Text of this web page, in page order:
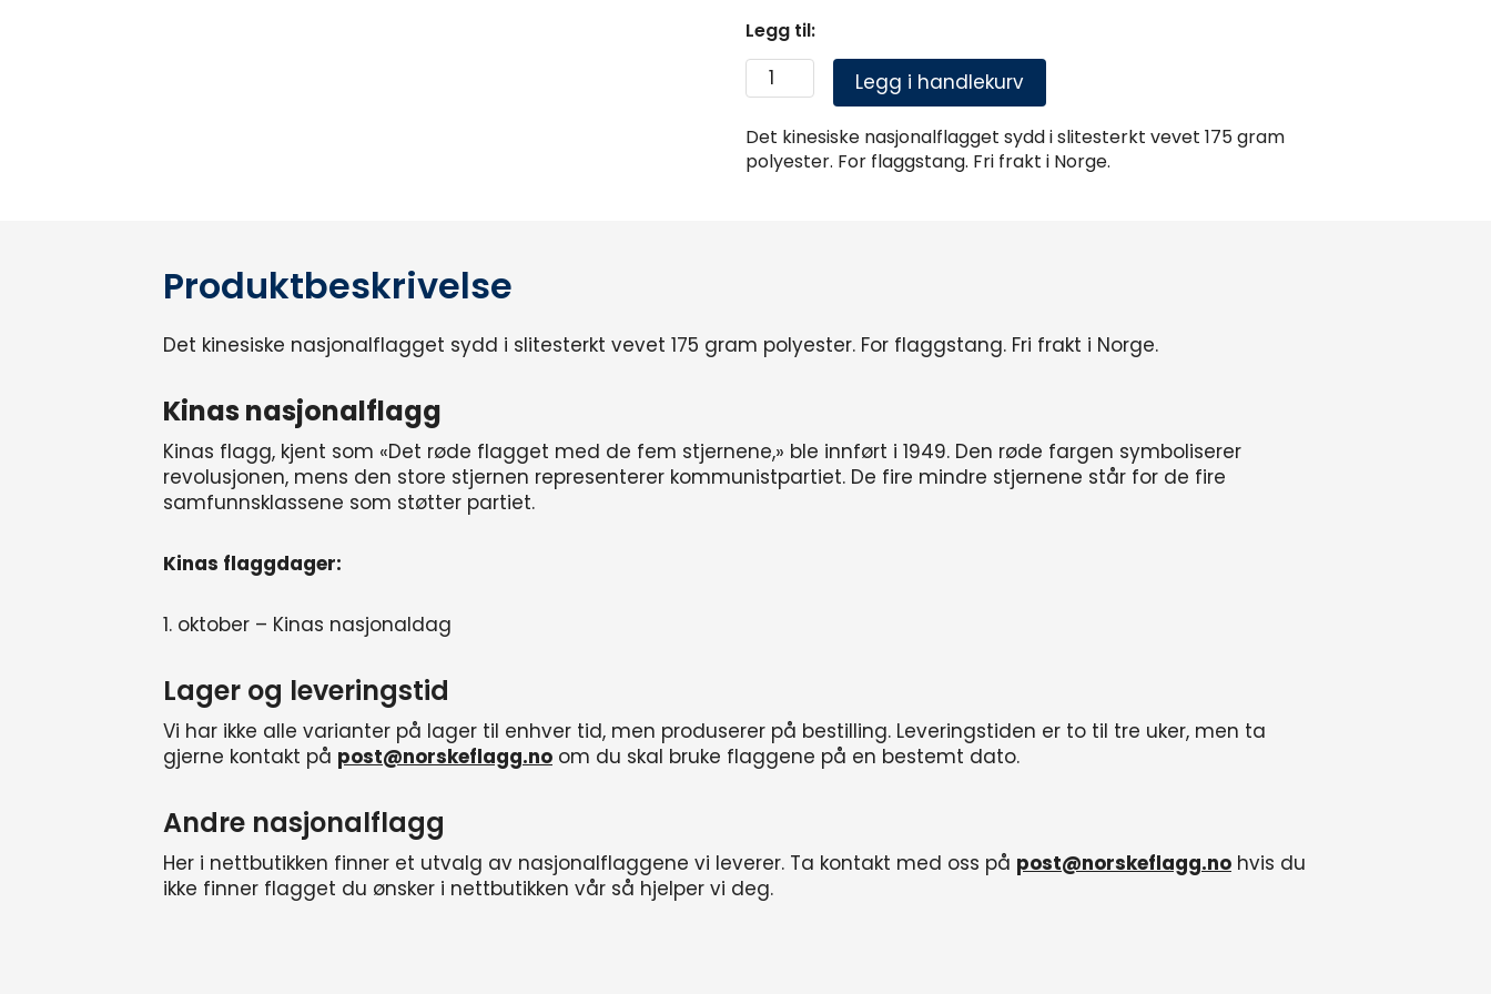
Legg til:
Legg i handlekurv
Det kinesiske nasjonalflagget sydd i slitesterkt vevet 175 gram
polyester. For flaggstang. Fri frakt i Norge.
Produktbeskrivelse
Det kinesiske nasjonalflagget sydd i slitesterkt vevet 175 gram polyester. For flaggstang. Fri frakt i Norge.
Kinas nasjonalflagg
Kinas flagg, kjent som «Det røde flagget med de fem stjernene,» ble innført i 1949. Den røde fargen symboliserer
revolusjonen, mens den store stjernen representerer kommunistpartiet. De fire mindre stjernene står for de fire
samfunnsklassene som støtter partiet.
Kinas flaggdager:
1. oktober – Kinas nasjonaldag
Lager og leveringstid
Vi har ikke alle varianter på lager til enhver tid, men produserer på bestilling. Leveringstiden er to til tre uker, men ta
gjerne kontakt på post@norskeflagg.no om du skal bruke flaggene på en bestemt dato.
Andre nasjonalflagg
Her i nettbutikken finner et utvalg av nasjonalflaggene vi leverer. Ta kontakt med oss på post@norskeflagg.no hvis du
ikke finner flagget du ønsker i nettbutikken vår så hjelper vi deg.